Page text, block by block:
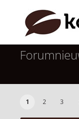
1 2 3